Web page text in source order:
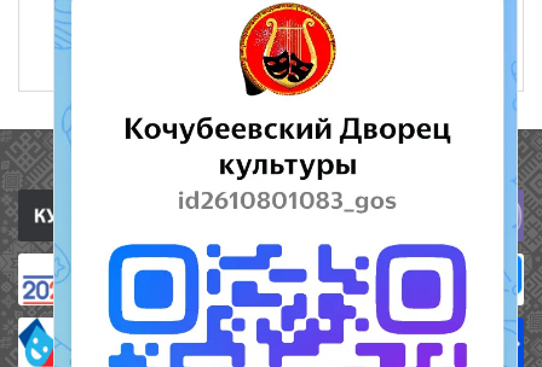
Полезные ссылки